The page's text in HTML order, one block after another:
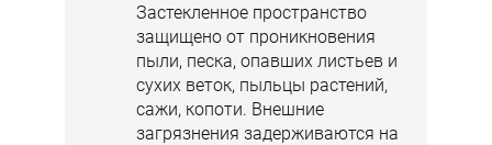
Застекленное пространство
защищено от проникновения
пыли, песка, опавших листьев и
сухих веток, пыльцы растений,
сажи, копоти. Внешние
загрязнения задерживаются на